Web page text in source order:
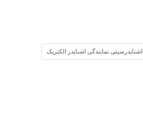
اشنایدرسیتی نمایندگی اشنایدر الکتریک